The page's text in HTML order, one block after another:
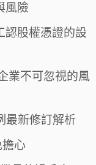
風險
認股權憑證的設
業不可忽視的風
最新修訂解析
擔心